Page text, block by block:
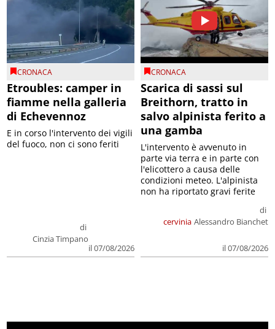
CRONACA
Etroubles: camper in
fiamme nella galleria
di Echevennoz
di
Cinzia Timpano
il 07/08/2026
E in corso l'intervento dei vigili
del fuoco, non ci sono feriti
CRONACA
Scarica di sassi sul
Breithorn, tratto in
salvo alpinista ferito a
una gamba
cervinia
di
Alessandro Bianchet
il 07/08/2026
L'intervento è avvenuto in
parte via terra e in parte con
l'elicottero a causa delle
condizioni meteo. L'alpinista
non ha riportato gravi ferite